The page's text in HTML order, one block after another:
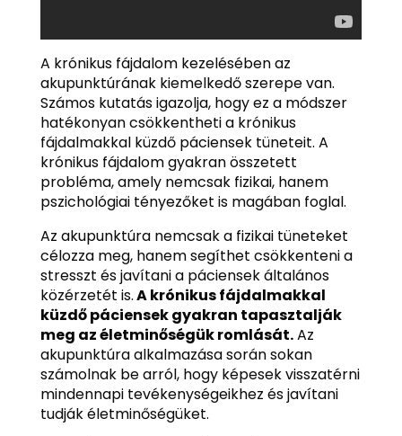
A krónikus fájdalom kezelésében az
akupunktúrának kiemelkedő szerepe van.
Számos kutatás igazolja, hogy ez a módszer
hatékonyan csökkentheti a krónikus
fájdalmakkal küzdő páciensek tüneteit. A
krónikus fájdalom gyakran összetett
probléma, amely nemcsak fizikai, hanem
pszichológiai tényezőket is magában foglal.
Az akupunktúra nemcsak a fizikai tüneteket
célozza meg, hanem segíthet csökkenteni a
stresszt és javítani a páciensek általános
közérzetét is.A krónikus fájdalmakkal
küzdő páciensek gyakran tapasztalják
meg az életminőségük romlását.Az
akupunktúra alkalmazása során sokan
számolnak be arról, hogy képesek visszatérni
mindennapi tevékenységeikhez és javítani
tudják életminőségüket.